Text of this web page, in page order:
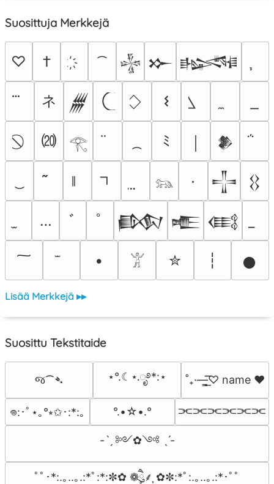
Suosittuja Merkkejä
♡ † 𒈔 𒁍 𒈙
ネ 𒁂 𐌔
⒇ 𓂀 ﾐ 𒆎
𓃬 ٠ 𒋲 𒌐
… ﾞ ﾟ 𒁃 𒍫 𒍼
• 𓀠 ✮ ┆ 𒊹
Lisää Merkkejä ▸▸
Suosittu Tekstitaide
જ⁀➴ ⋆°.☾⋆.ೃ࿔*:⋆ ˚₊·—̳͟͞͞♡ name ♥️
𖦹:･ﾟ⋆｡°⭒✩･:*:｡ °.•☆•.° ⫘⫘⫘⫘⫘⫘
-ˋˏ ༻✿༺ ˎˊ-
ﾟﾟ･*:.｡..｡.:*ﾟ:*:✼✿ ❁ཻུ۪۪⸙͎ ✿✼:*ﾟ:.｡..｡.:*･ﾟﾟ